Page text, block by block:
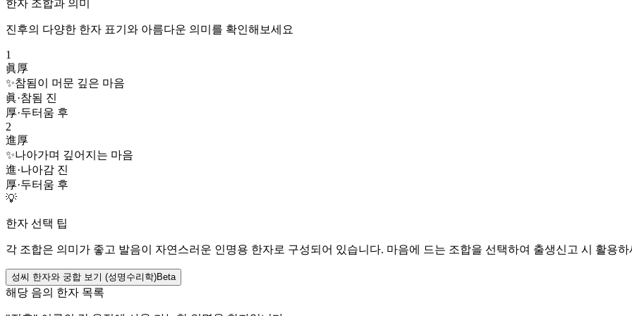
한자 조합과 의미
진후의 다양한 한자 표기와 아름다운 의미를 확인해보세요
1
眞厚
✨참됨이 머문 깊은 마음
眞·참됨 진
厚·두터움 후
2
進厚
✨나아가며 깊어지는 마음
進·나아감 진
厚·두터움 후
💡
한자 선택 팁
각 조합은 의미가 좋고 발음이 자연스러운 인명용 한자로 구성되어 있습니다. 마음에 드는 조합을 선택하여 출생신고 시 활용하
성씨 한자와 궁합 보기 (성명수리학)Beta
해당 음의 한자 목록